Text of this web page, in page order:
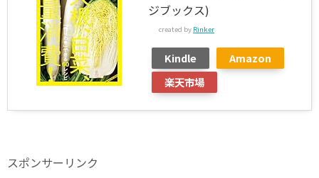
ジブックス)
created by Rinker
Kindle
Amazon
楽天市場
スポンサーリンク